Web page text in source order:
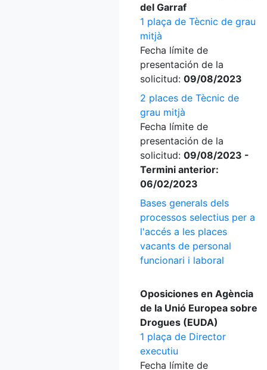
del Garraf
1 plaça de Tècnic de grau
mitjà
Fecha límite de
presentación de la
solicitud: 09/08/2023
2 places de Tècnic de
grau mitjà
Fecha límite de
presentación de la
solicitud: 09/08/2023 -
Termini anterior:
06/02/2023
Bases generals dels
processos selectius per a
l'accés a les places
vacants de personal
funcionari i laboral
Oposiciones en Agència
de la Unió Europea sobre
Drogues (EUDA)
1 plaça de Director
executiu
Fecha límite de